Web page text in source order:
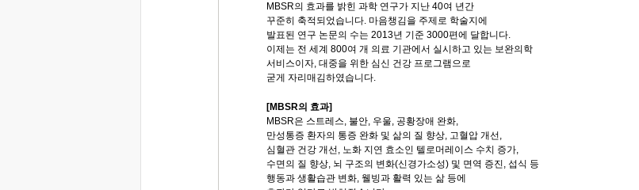
MBSR의 효과를 밝힌 과학 연구가 지난 40여 년간
꾸준히 축적되었습니다. 마음챙김을 주제로 학술지에
발표된 연구 논문의 수는 2013년 기준 3000편에 달합니다.
이제는 전 세계 800여 개 의료 기관에서 실시하고 있는 보완의학
서비스이자, 대중을 위한 심신 건강 프로그램으로
굳게 자리매김하였습니다.
[MBSR의 효과]
MBSR은 스트레스, 불안, 우울, 공황장애 완화,
만성통증 환자의 통증 완화 및 삶의 질 향상, 고혈압 개선,
심혈관 건강 개선, 노화 지연 효소인 텔로머레이스 수치 증가,
수면의 질 향상, 뇌 구조의 변화(신경가소성) 및 면역 증진, 섭식 등
행동과 생활습관 변화, 웰빙과 활력 있는 삶 등에